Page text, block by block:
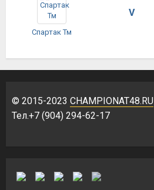
Спартак Тм
V
© 2015-2023 CHAMPIONAT48.RU
Тел.+7 (904) 294-62-17